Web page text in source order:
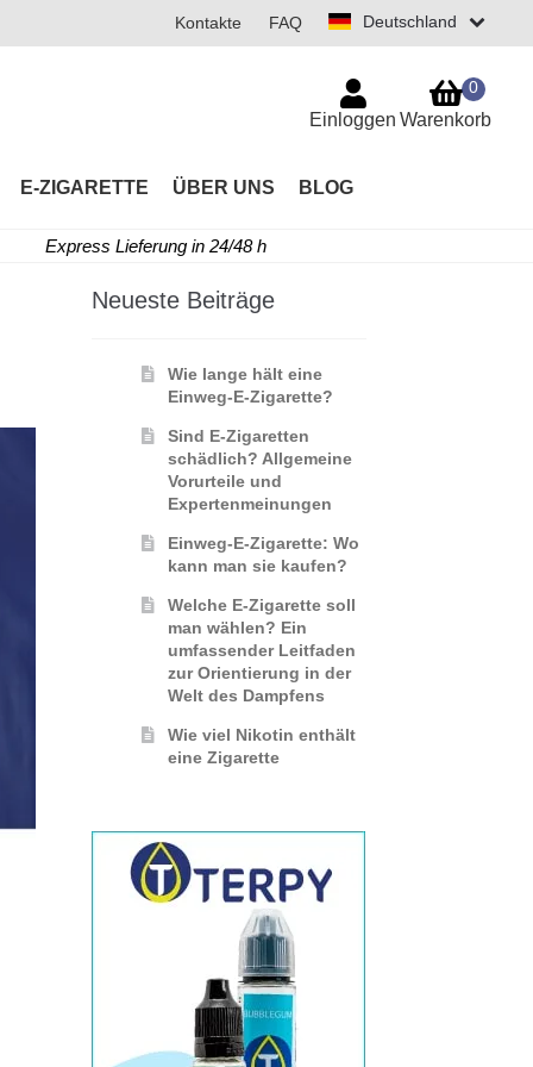
Deutschland
Kontakte FAQ
E-ZIGARETTE ÜBER UNS BLOG
Einloggen Warenkorb
0
Express Lieferung in 24/48 h
Neueste Beiträge
Wie lange hält eine
Einweg-E-Zigarette?
Sind E-Zigaretten
schädlich? Allgemeine
Vorurteile und
Expertenmeinungen
Einweg-E-Zigarette: Wo
kann man sie kaufen?
Welche E-Zigarette soll
man wählen? Ein
umfassender Leitfaden
zur Orientierung in der
Welt des Dampfens
Wie viel Nikotin enthält
eine Zigarette